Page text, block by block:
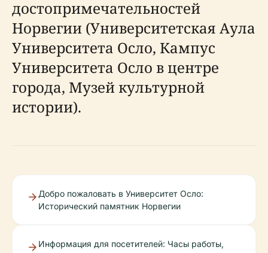
достопримечательностей
Норвегии (Университетская Аула
Университета Осло, Кампус
Университета Осло в центре
города, Музей культурной
истории).
Добро пожаловать в Университет Осло:
Исторический памятник Норвегии
Информация для посетителей: Часы работы,